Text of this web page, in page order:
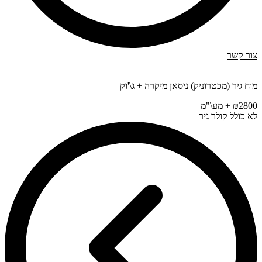
צור קשר
מוח גיר (מכטרוניק) ניסאן מיקרה + ג\'וק
₪2800 + מע\"מ
לא כולל קולר גיר